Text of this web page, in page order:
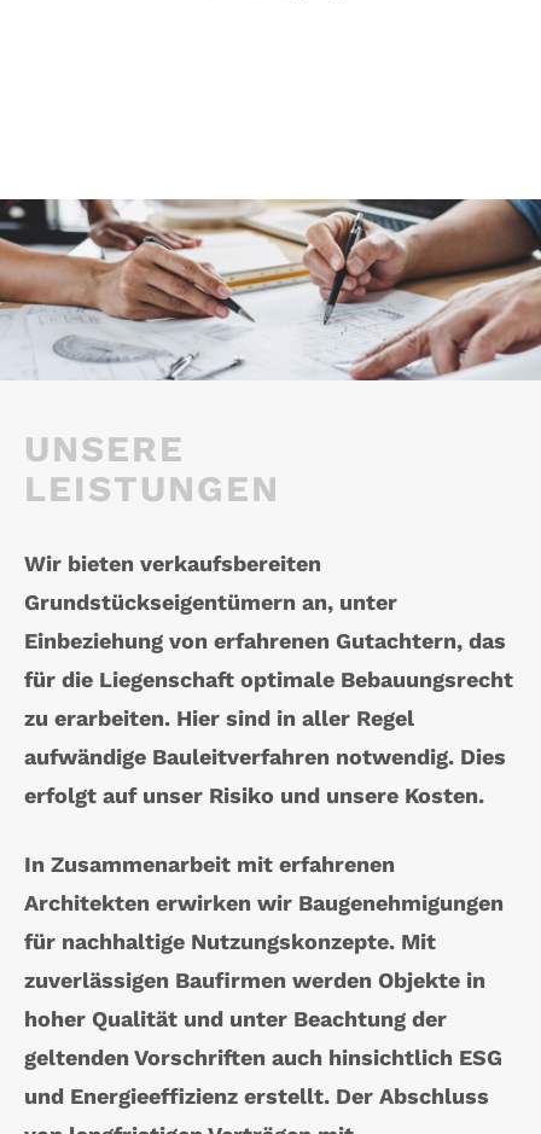
UNSERE
LEISTUNGEN
Wir bieten verkaufsbereiten
Grundstückseigentümern an, unter
Einbeziehung von erfahrenen Gutachtern, das
für die Liegenschaft optimale Bebauungsrecht
zu erarbeiten. Hier sind in aller Regel
aufwändige Bauleitverfahren notwendig. Dies
erfolgt auf unser Risiko und unsere Kosten.
In Zusammenarbeit mit erfahrenen
Architekten erwirken wir Baugenehmigungen
für nachhaltige Nutzungskonzepte. Mit
zuverlässigen Baufirmen werden Objekte in
hoher Qualität und unter Beachtung der
geltenden Vorschriften auch hinsichtlich ESG
und Energieeffizienz erstellt. Der Abschluss